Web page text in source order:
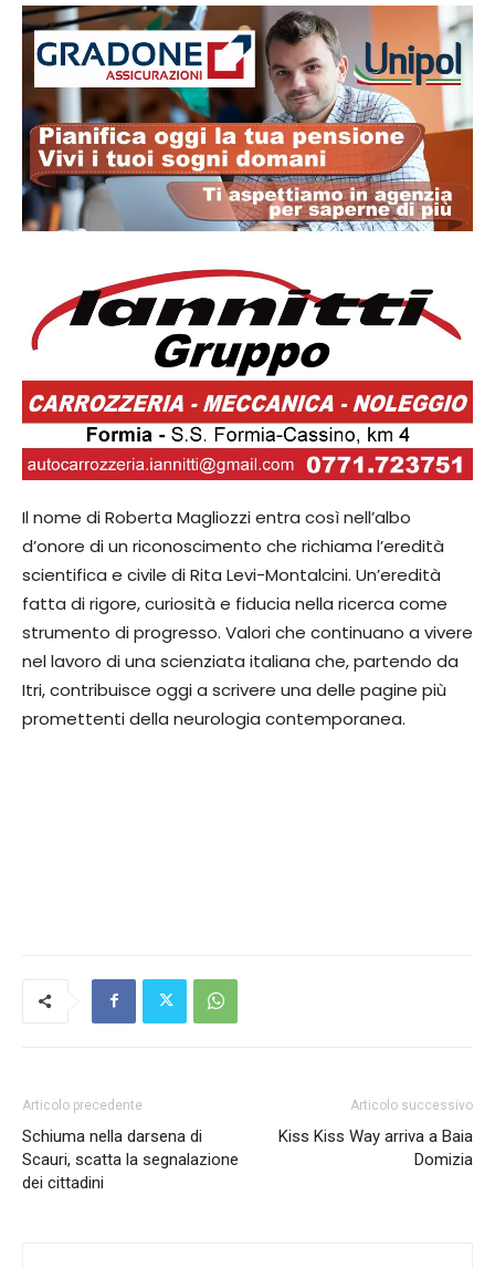
Il nome di Roberta Magliozzi entra così nell’albo
d’onore di un riconoscimento che richiama l’eredità
scientifica e civile di Rita Levi-Montalcini. Un’eredità
fatta di rigore, curiosità e fiducia nella ricerca come
strumento di progresso. Valori che continuano a vivere
nel lavoro di una scienziata italiana che, partendo da
Itri, contribuisce oggi a scrivere una delle pagine più
promettenti della neurologia contemporanea.
Articolo precedente
Schiuma nella darsena di
Scauri, scatta la segnalazione
dei cittadini
Articolo successivo
Kiss Kiss Way arriva a Baia
Domizia